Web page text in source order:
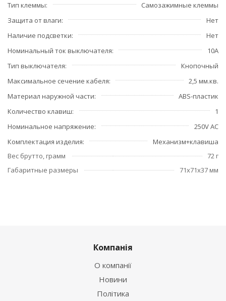
Тип клеммы
Самозажимные клеммы
Защита от влаги
Нет
Наличие подсветки
Нет
Номинальный ток выключателя
10А
Тип выключателя
Кнопочный
Максимальное сечение кабеля
2,5 мм.кв.
Материал наружной части
ABS-пластик
Количество клавиш
1
Номинальное напряжение
250V AC
Комплектация изделия
Механизм+клавиша
Вес брутто, грамм
72 г
Габаритные размеры
71x71x37 мм
Компанія
О компанії
Новини
Політика